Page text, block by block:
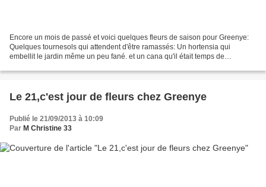
Encore un mois de passé et voici quelques fleurs de saison pour Greenye:
Quelques tournesols qui attendent d'être ramassés: Un hortensia qui
embellit le jardin même un peu fané. et un cana qu'il était temps de
Le 21,c'est jour de fleurs chez Greenye
Publié le 21/09/2013 à 10:09
Par M Christine 33